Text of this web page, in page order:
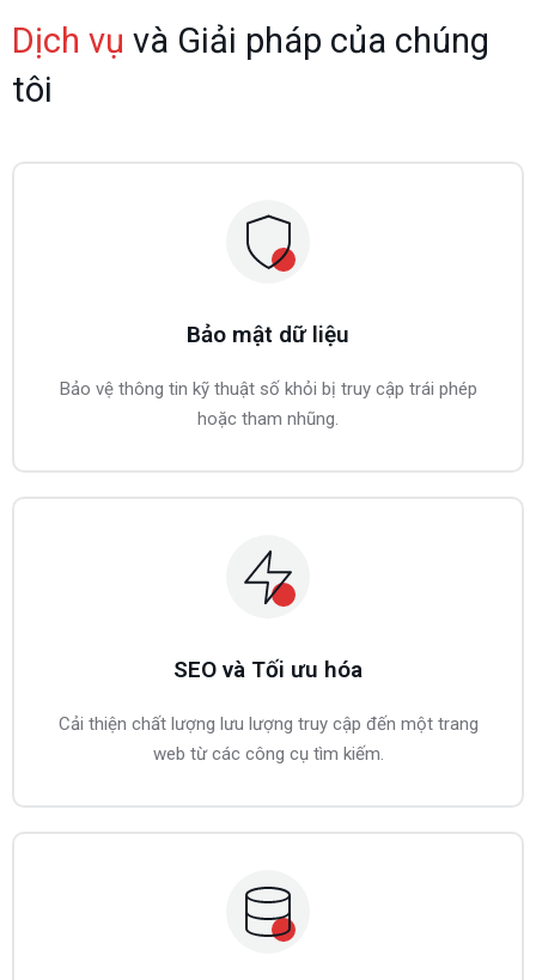
Dịch vụ và Giải pháp của chúng
tôi
Bảo mật dữ liệu
Bảo vệ thông tin kỹ thuật số khỏi bị truy cập trái phép
hoặc tham nhũng.
SEO và Tối ưu hóa
Cải thiện chất lượng lưu lượng truy cập đến một trang
web từ các công cụ tìm kiếm.